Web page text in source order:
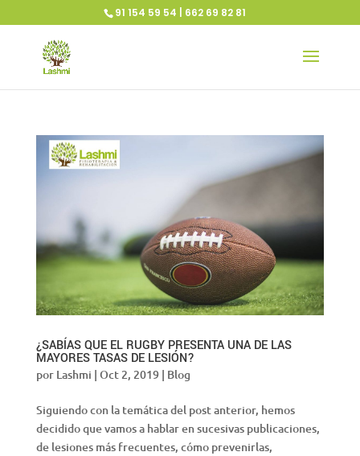
91 154 59 54 | 662 69 82 81
¿SABÍAS QUE EL RUGBY PRESENTA UNA DE LAS
MAYORES TASAS DE LESIÓN?
por Lashmi | Oct 2, 2019| Blog
Siguiendo con la temática del post anterior, hemos
decidido que vamos a hablar en sucesivas publicaciones,
de lesiones más frecuentes, cómo prevenirlas,